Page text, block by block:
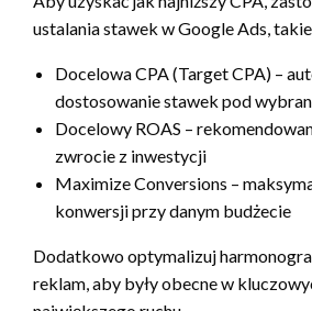
ustalania stawek w Google Ads,
Docelowa CPA (Target CPA) –
dostosowanie stawek pod
Docelowy ROAS –
zwrocie z inwestycji
Maximize Conversions –
konwersji przy danym budżecie
Dodatkowo optymalizuj
reklam, aby były obecne w